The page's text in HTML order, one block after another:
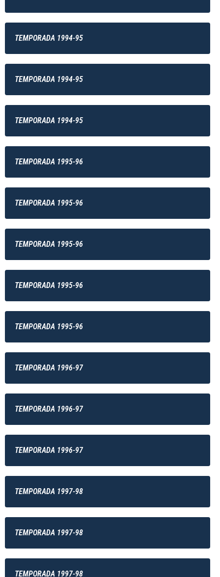
TEMPORADA 1994-95
TEMPORADA 1994-95
TEMPORADA 1994-95
TEMPORADA 1995-96
TEMPORADA 1995-96
TEMPORADA 1995-96
TEMPORADA 1995-96
TEMPORADA 1995-96
TEMPORADA 1996-97
TEMPORADA 1996-97
TEMPORADA 1996-97
TEMPORADA 1997-98
TEMPORADA 1997-98
TEMPORADA 1997-98